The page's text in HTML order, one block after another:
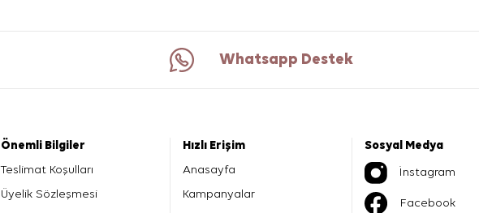
Whatsapp Destek
Önemli Bilgiler
Teslimat Koşulları
Üyelik Sözleşmesi
Hızlı Erişim
Anasayfa
Kampanyalar
Sosyal Medya
İnstagram
Facebook